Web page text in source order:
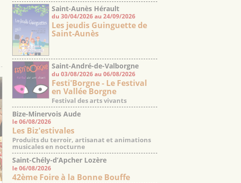
Saint-Aunès Hérault
du 30/04/2026 au 24/09/2026
Les jeudis Guinguette de
Saint-Aunès
Saint-André-de-Valborgne
Gard
du 03/08/2026 au 06/08/2026
Festi'Borgne - Le Festival
en Vallée Borgne
Festival des arts vivants
Bize-Minervois Aude
le 06/08/2026
Les Biz'estivales
Produits du terroir, artisanat et animations
musicales en nocturne
Saint-Chély-d’Apcher Lozère
le 06/08/2026
42ème Foire à la Bonne Bouffe